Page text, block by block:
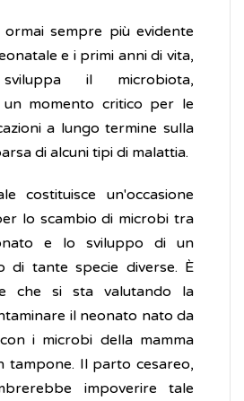
sempre più evidente
e i primi anni di vita,
il microbiota,
un momento critico per le
a lungo termine sulla
di alcuni tipi di malattia.
costituisce un'occasione
lo scambio di microbi tra
e lo sviluppo di un
di tante specie diverse. È
che si sta valutando la
il neonato nato da
i microbi della mamma
tampone. Il parto cesareo,
impoverire tale